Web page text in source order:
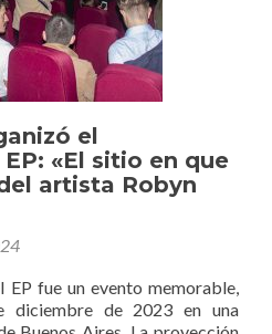
el
«El sitio en que
artista Robyn
fue un evento memorable,
diciembre de 2023 en una